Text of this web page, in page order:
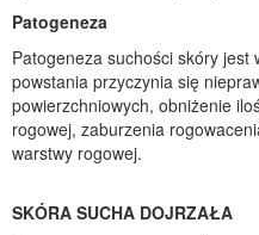
Patogeneza
Patogeneza suchości skóry jest
powstania przyczynia się
powierzchniowych, obniżenie
rogowej, zaburzenia
warstwy rogowej.
SKÓRA SUCHA DOJRZAŁA